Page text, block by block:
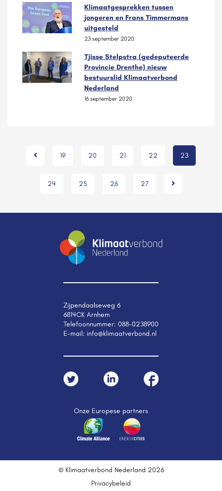
Klimaatgesprekken tussen
jongeren en Frans Timmermans
uitgesteld
23 september 2020
Tjisse Stelpstra (gedeputeerde
Provincie Drenthe) nieuw
bestuurslid Klimaatverbond
Nederland
16 september 2020
19 20 21 22 23
24 25 26 27
Zijpendaalseweg 6
6814CK Arnhem
Telefoonnummer: 088-0238900
E-mail: info@klimaatverbond.nl
Onze Europese partners
© Klimaatverbond Nederland 2026
Privacybeleid